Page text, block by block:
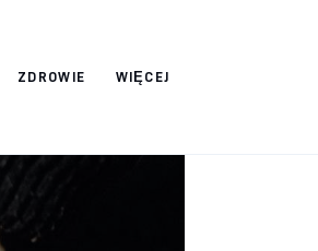
ZDROWIE WIĘCEJ